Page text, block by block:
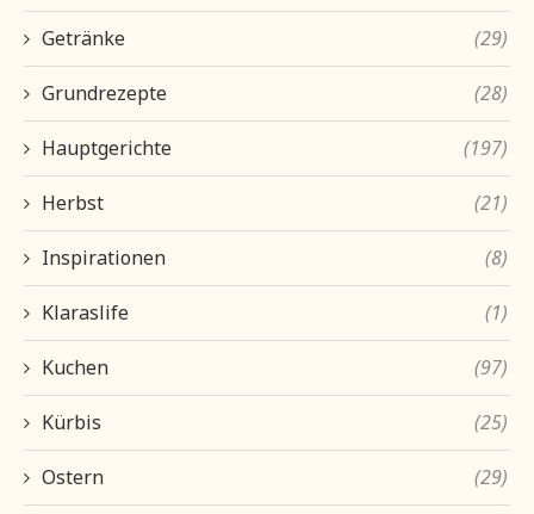
Getränke (29)
Grundrezepte (28)
Hauptgerichte (197)
Herbst (21)
Inspirationen (8)
Klaraslife (1)
Kuchen (97)
Kürbis (25)
Ostern (29)